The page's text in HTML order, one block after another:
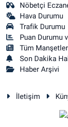
Nöbetçi
Hava Durumu
Trafik Durumu
Puan Durumu
Tüm Manşetler
Son Dakika
Haber Arşivi
İletişim